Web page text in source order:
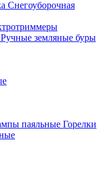
Снегоуборочная
Ручные земляные буры
Горелки